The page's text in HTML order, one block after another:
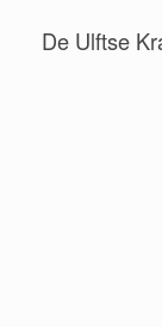
De Ulftse